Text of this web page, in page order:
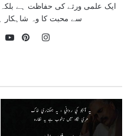
ایک علمی ورثے کی حفاظت ہے
سے محبت کا وہ شاہکار
Instagram